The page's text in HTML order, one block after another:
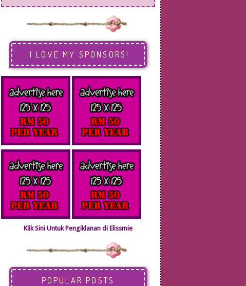
I LOVE MY SPONSORS!
Klik Sini Untuk Pengiklanan di Elissmie
POPULAR POSTS